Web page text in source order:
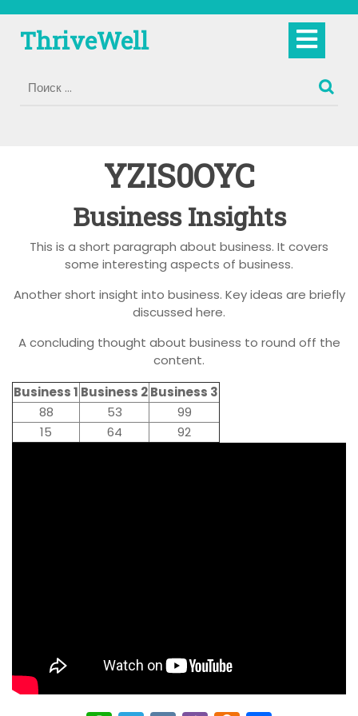
содержимому
ThriveWell
YZIS0OYC
Business Insights
This is a short paragraph about business. It covers
some interesting aspects of business.
Another short insight into business. Key ideas are briefly
discussed here.
A concluding thought about business to round off the
content.
Business 1 Business 2Business 3
88
53
99
15
64 92